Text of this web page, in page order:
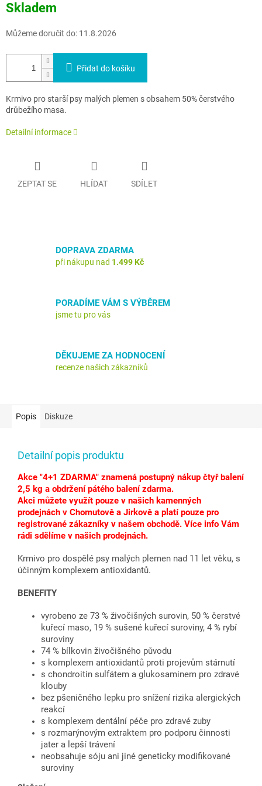
cena:
Skladem
Můžeme doručit do: 11.8.2026
Přidat do košíku
Krmivo pro starší psy malých plemen s obsahem 50% čerstvého
drůbežího masa.
Detailní informace
ZEPTAT SE HLÍDAT SDÍLET
DOPRAVA ZDARMA
při nákupu nad 1.499 Kč
PORADÍME VÁM S VÝBĚREM
jsme tu pro vás
DĚKUJEME ZA HODNOCENÍ
recenze našich zákazníků
Popis Diskuze
Detailní popis produktu
Akce "4+1 ZDARMA" znamená postupný nákup čtyř balení
2,5 kg a obdržení pátého balení zdarma.
Akci můžete využít pouze v našich kamenných
prodejnách v Chomutově a Jirkově a platí pouze pro
registrované zákazníky v našem obchodě. Více info Vám
rádi sdělíme v našich prodejnách.
Krmivo pro dospělé psy malých plemen nad 11 let věku, s
účinným komplexem antioxidantů.
BENEFITY
vyrobeno ze 73 % živočišných surovin, 50 % čerstvé
kuřecí maso, 19 % sušené kuřecí suroviny, 4 % rybí
suroviny
74 % bílkovin živočišného původu
s komplexem antioxidantů proti projevům stárnutí
s chondroitin sulfátem a glukosaminem pro zdravé
klouby
bez pšeničného lepku pro snížení rizika alergických
reakcí
s komplexem dentální péče pro zdravé zuby
s rozmarýnovým extraktem pro podporu činnosti
jater a lepší trávení
neobsahuje sóju ani jiné geneticky modifikované
suroviny